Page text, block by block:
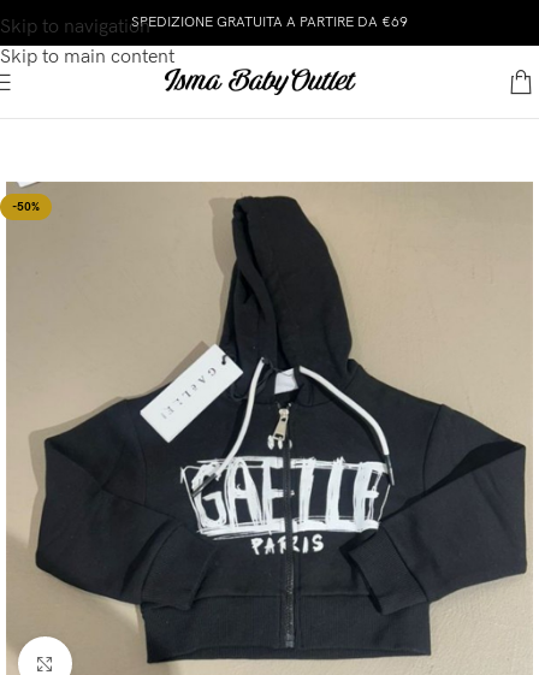
Skip to navigation
Skip to main content
SPEDIZIONE GRATUITA A PARTIRE DA €69
-50%
Click to enlarge